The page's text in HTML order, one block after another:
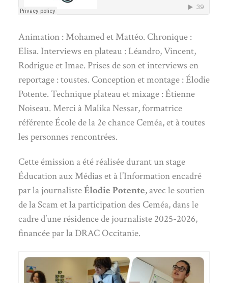
Animation : Mohamed et Mattéo. Chronique :
Elisa. Interviews en plateau : Léandro, Vincent,
Rodrigue et Imae. Prises de son et interviews en
reportage : toustes. Conception et montage : Élodie
Potente. Technique plateau et mixage : Étienne
Noiseau. Merci à Malika Nessar, formatrice
référente École de la 2e chance Ceméa, et à toutes
les personnes rencontrées.
Cette émission a été réalisée durant un stage
Éducation aux Médias et à l’Information encadré
par la journalisteÉlodie Potente, avec le soutien
de la Scam et la participation des Ceméa, dans le
cadre d’une résidence de journaliste 2025-2026,
financée par la DRAC Occitanie.